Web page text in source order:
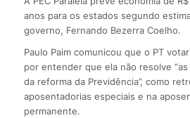
anos para os estados segundo
governo, Fernando Bezerra Coelho.
Paulo Paim comunicou que o PT
por entender que ela não resolve
da reforma da Previdência”, como
aposentadorias especiais e na
permanente.